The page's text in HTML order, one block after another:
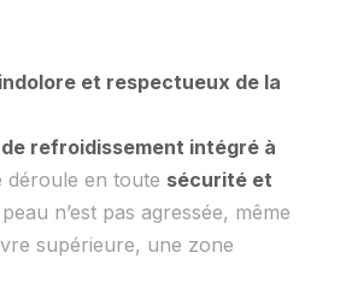
et respectueux de la
refroidissement intégré à
déroule en toute sécurité et
n’est pas agressée, même
supérieure, une zone